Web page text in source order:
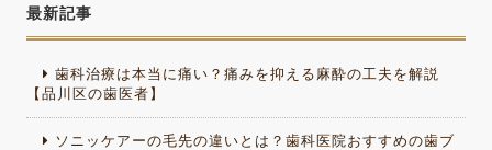
最新記事
歯科治療は本当に痛い？痛みを抑える麻酔の工夫を解説
【品川区の歯医者】
ソニッケアーの毛先の違いとは？歯科医院おすすめの歯ブ